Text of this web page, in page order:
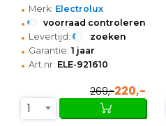
• Merk: Electrolux
• voorraad controleren
• Levertijd: zoeken
• Garantie: 1 jaar
• Art.nr: ELE-921610
269,-220,-
1